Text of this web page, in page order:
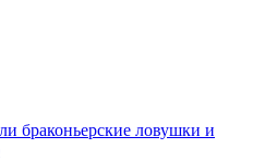
браконьерские ловушки и